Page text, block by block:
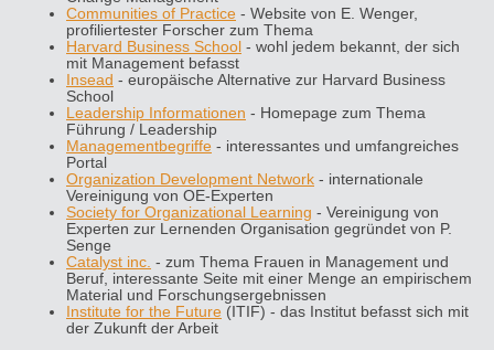
Communities of Practice - Website von E. Wenger,
profiliertester Forscher zum Thema
Harvard Business School - wohl jedem bekannt, der sich
mit Management befasst
Insead - europäische Alternative zur Harvard Business
School
Leadership Informationen - Homepage zum Thema
Führung / Leadership
Managementbegriffe - interessantes und umfangreiches
Portal
Organization Development Network - internationale
Vereinigung von OE-Experten
Society for Organizational Learning - Vereinigung von
Experten zur Lernenden Organisation gegründet von P.
Senge
Catalyst inc. - zum Thema Frauen in Management und
Beruf, interessante Seite mit einer Menge an empirischem
Material und Forschungsergebnissen
Institute for the Future (ITIF) - das Institut befasst sich mit
der Zukunft der Arbeit